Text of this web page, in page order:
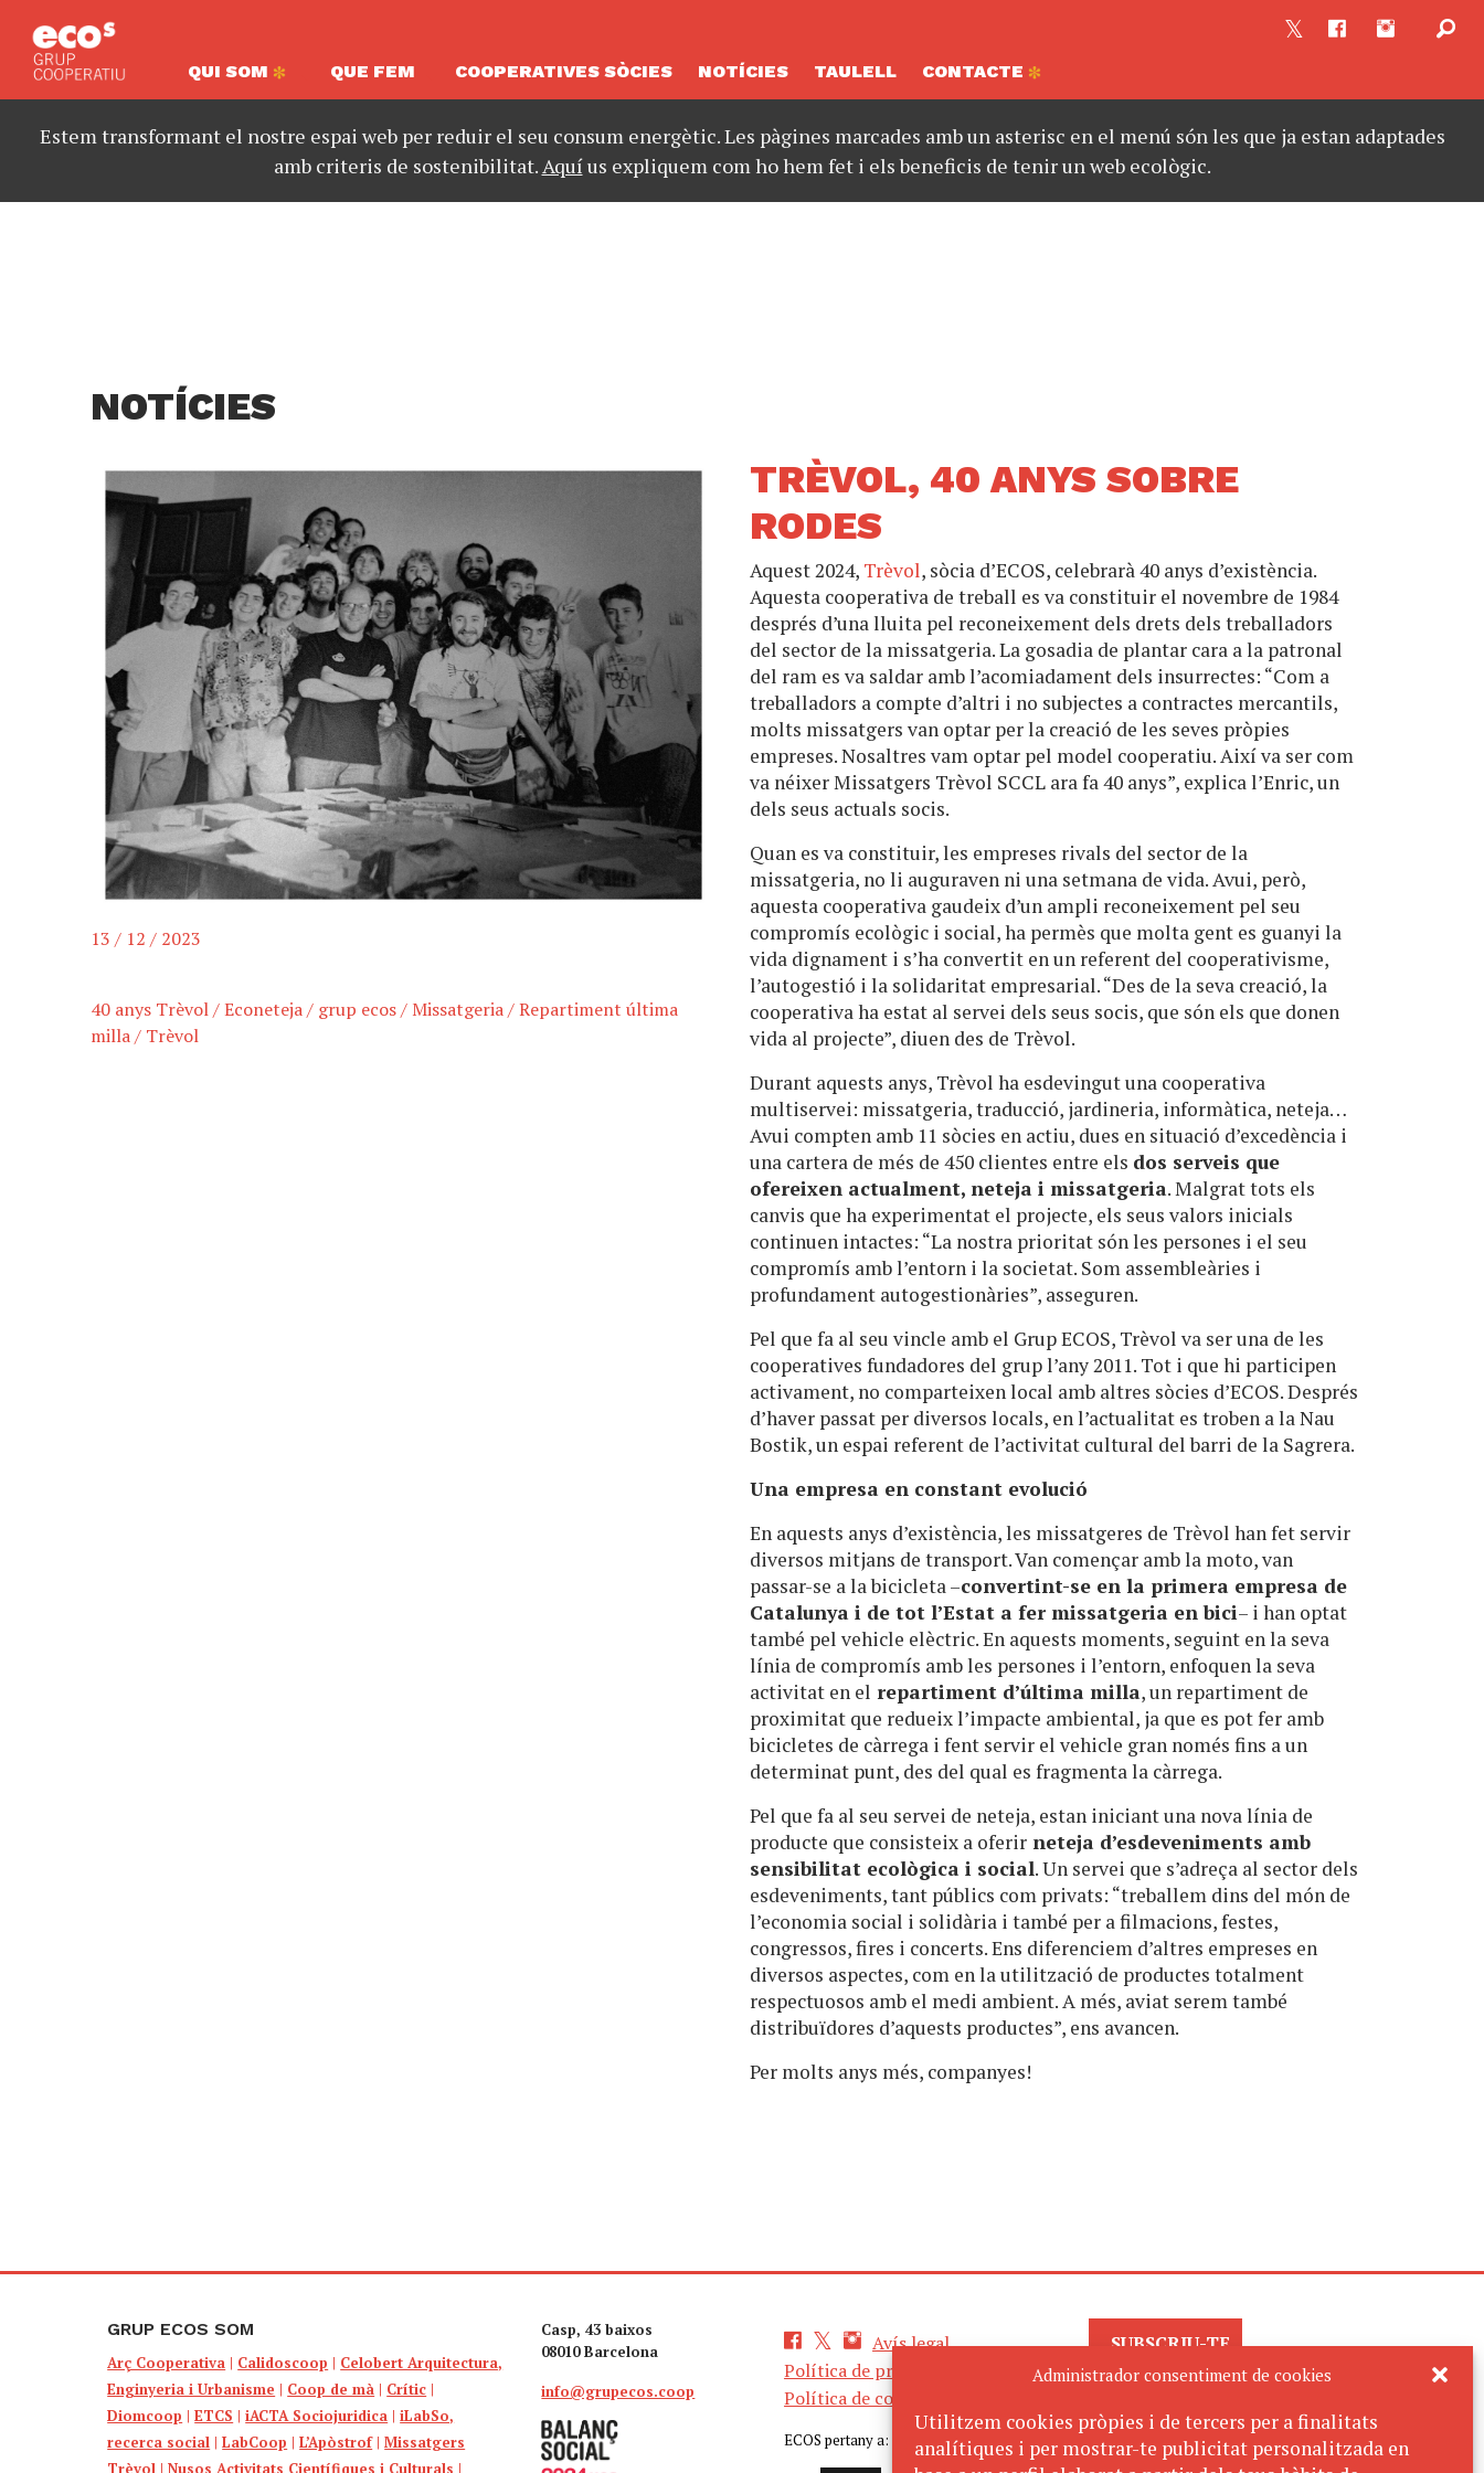
Administrador consentiment de cookies
Utilitzem cookies pròpies i de tercers per a finalitats
analítiques i per mostrar-te publicitat personalitzada en
QUI SOM QUE FEM COOPERATIVES SÒCIES NOTÍCIES TAULELL CONTACTE
Estem transformant el nostre espai web per reduir el seu consum energètic. Les pàgines marcades amb un asterisc en el menú són les que ja estan adaptades
amb criteris de sostenibilitat.Aquíus expliquem com ho hem fet i els beneficis de tenir un web ecològic.
NOTÍCIES
13 / 12 / 2023
40 anys Trèvol/Econeteja/ grup ecos/Missatgeria/Repartiment última
milla/ Trèvol
TRÈVOL, 40 ANYS SOBRE
RODES
Aquest 2024, Trèvol, sòcia d’ECOS, celebrarà 40 anys d’existència.
Aquesta cooperativa de treball es va constituir el novembre de 1984
després d’una lluita pel reconeixement dels drets dels treballadors
del sector de la missatgeria. La gosadia de plantar cara a la patronal
del ram es va saldar amb l’acomiadament dels insurrectes: “Com a
treballadors a compte d’altri i no subjectes a contractes mercantils,
molts missatgers van optar per la creació de les seves pròpies
empreses. Nosaltres vam optar pel model cooperatiu. Així va ser com
va néixer Missatgers Trèvol SCCL ara fa 40 anys”, explica l’Enric, un
dels seus actuals socis.
Quan es va constituir, les empreses rivals del sector de la
missatgeria, no li auguraven ni una setmana de vida. Avui, però,
aquesta cooperativa gaudeix d’un ampli reconeixement pel seu
compromís ecològic i social, ha permès que molta gent es guanyi la
vida dignament i s’ha convertit en un referent del cooperativisme,
l’autogestió i la solidaritat empresarial. “Des de la seva creació, la
cooperativa ha estat al servei dels seus socis, que són els que donen
vida al projecte”, diuen des de Trèvol.
Durant aquests anys, Trèvol ha esdevingut una cooperativa
multiservei: missatgeria, traducció, jardineria, informàtica, neteja…
Avui compten amb 11 sòcies en actiu, dues en situació d’excedència i
una cartera de més de 450 clientes entre els dos serveis que
ofereixen actualment, neteja i missatgeria. Malgrat tots els
canvis que ha experimentat el projecte, els seus valors inicials
continuen intactes: “La nostra prioritat són les persones i el seu
compromís amb l’entorn i la societat. Som assembleàries i
profundament autogestionàries”, asseguren.
Pel que fa al seu vincle amb el Grup ECOS, Trèvol va ser una de les
cooperatives fundadores del grup l’any 2011. Tot i que hi participen
activament, no comparteixen local amb altres sòcies d’ECOS. Després
d’haver passat per diversos locals, en l’actualitat es troben a la Nau
Bostik, un espai referent de l’activitat cultural del barri de la Sagrera.
Una empresa en constant evolució
En aquests anys d’existència, les missatgeres de Trèvol han fet servir
diversos mitjans de transport. Van començar amb la moto, van
passar-se a la bicicleta –convertint-se en la primera empresa de
Catalunya i de tot l’Estat a fer missatgeria en bici– i han optat
també pel vehicle elèctric. En aquests moments, seguint en la seva
línia de compromís amb les persones i l’entorn, enfoquen la seva
activitat en el repartiment d’última milla, un repartiment de
proximitat que redueix l’impacte ambiental, ja que es pot fer amb
bicicletes de càrrega i fent servir el vehicle gran només fins a un
determinat punt, des del qual es fragmenta la càrrega.
Pel que fa al seu servei de neteja, estan iniciant una nova línia de
producte que consisteix a oferir neteja d’esdeveniments amb
sensibilitat ecològica i social. Un servei que s’adreça al sector dels
esdeveniments, tant públics com privats: “treballem dins del món de
l’economia social i solidària i també per a filmacions, festes,
congressos, fires i concerts. Ens diferenciem d’altres empreses en
diversos aspectes, com en la utilització de productes totalment
respectuosos amb el medi ambient. A més, aviat serem també
distribuïdores d’aquests productes”, ens avancen.
Per molts anys més, companyes!
GRUP ECOS SOM
Arç Cooperativa | Calidoscoop | Celobert Arquitectura,
Enginyeria i Urbanisme | Coop de mà | Crític |
Diomcoop |ETCS |iACTA Sociojuridica |iLabSo,
recerca social |LabCoop |L’Apòstrof|Missatgers
Trèvol |Nusos Activitats Científiques i Culturals |
Casp, 43 baixos
08010 Barcelona
info@grupecos.coop
Avís legal
Política de privacitat
Política de cookies
SUBSCRIU-TE
AL BUTLLETÍ
ECOS pertany a: